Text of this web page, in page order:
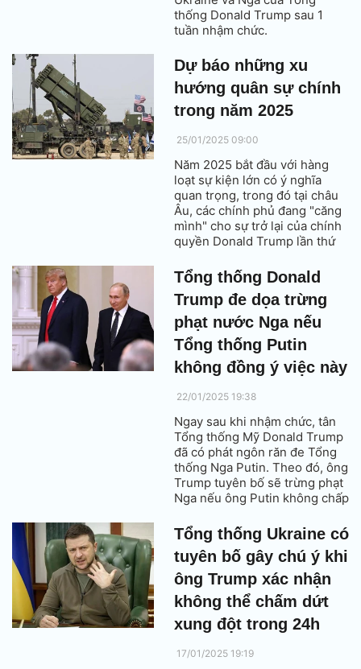
thống Donald Trump sau 1
tuần nhậm chức.
Dự báo những xu
hướng quân sự chính
trong năm 2025
25/01/2025 09:00
Năm 2025 bắt đầu với hàng
loạt sự kiện lớn có ý nghĩa
quan trọng, trong đó tại châu
Âu, các chính phủ đang "căng
mình" cho sự trở lại của chính
quyền Donald Trump lần thứ
Tổng thống Donald
Trump đe dọa trừng
phạt nước Nga nếu
Tổng thống Putin
không đồng ý việc này
22/01/2025 19:38
Ngay sau khi nhậm chức, tân
Tổng thống Mỹ Donald Trump
đã có phát ngôn răn đe Tổng
thống Nga Putin. Theo đó, ông
Trump tuyên bố sẽ trừng phạt
Nga nếu ông Putin không chấp
Tổng thống Ukraine có
tuyên bố gây chú ý khi
ông Trump xác nhận
không thể chấm dứt
xung đột trong 24h
17/01/2025 19:19